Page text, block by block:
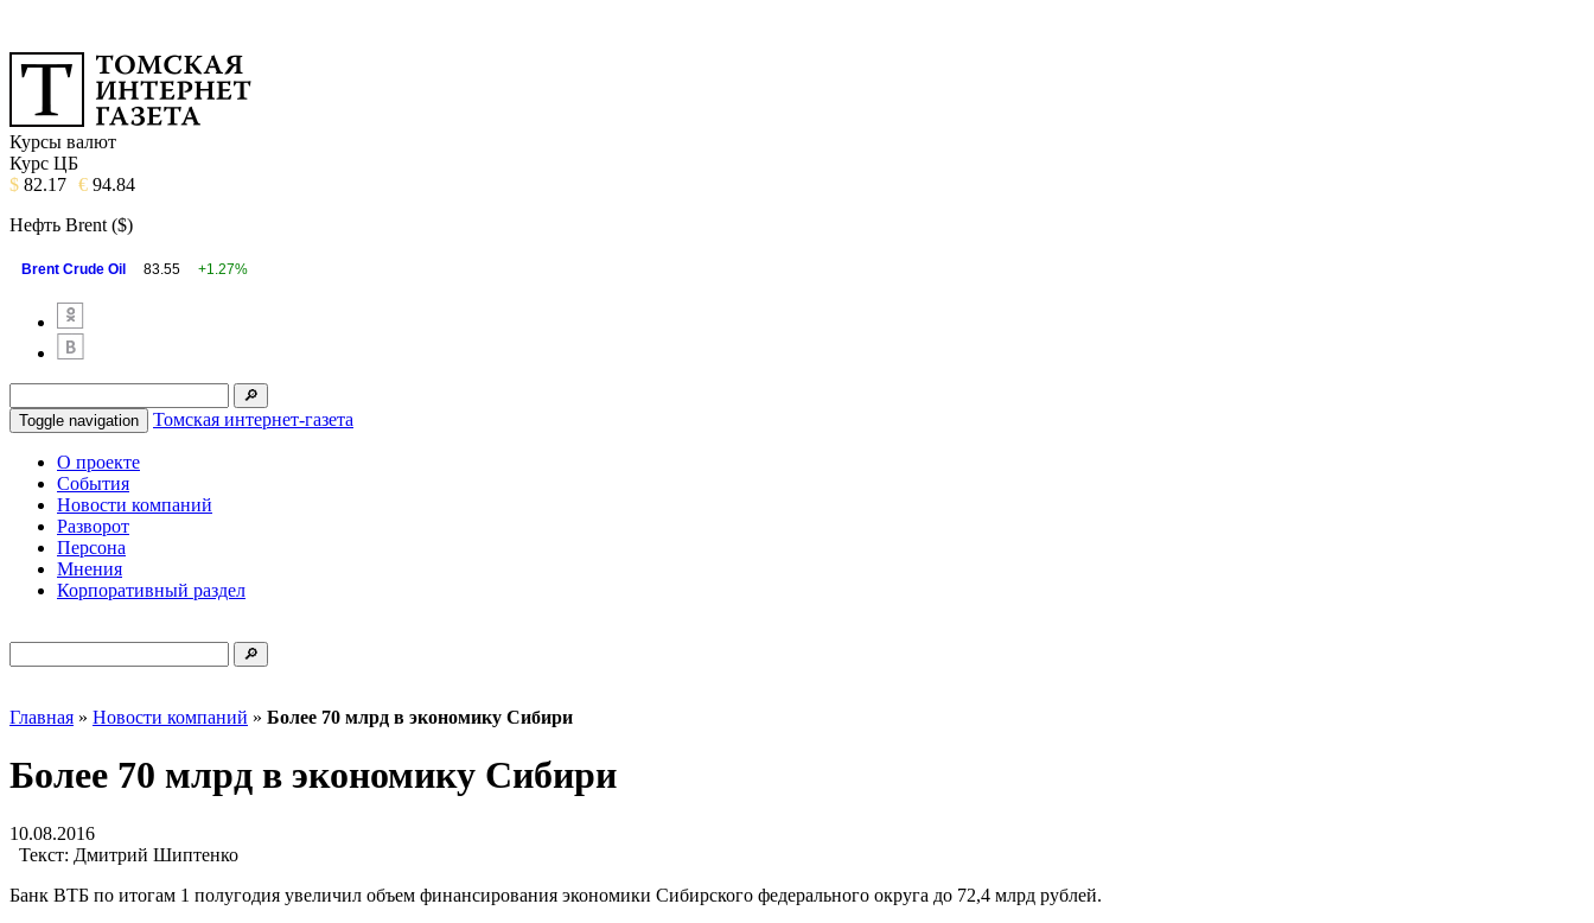
Курсы валют
Курс ЦБ
$ 82.17 € 94.84
Нефть Brent ($)
Brent Crude Oil 83.55 +1.27%
Toggle navigation Томская интернет-газета
О проекте
События
Новости компаний
Разворот
Персона
Мнения
Корпоративный раздел
Главная » Новости компаний » Более 70 млрд в экономику Сибири
Более 70 млрд в экономику Сибири
10.08.2016
Текст: Дмитрий Шиптенко
Банк ВТБ по итогам 1 полугодия увеличил объем финансирования экономики Сибирского федерального округа до 72,4 млрд рублей.